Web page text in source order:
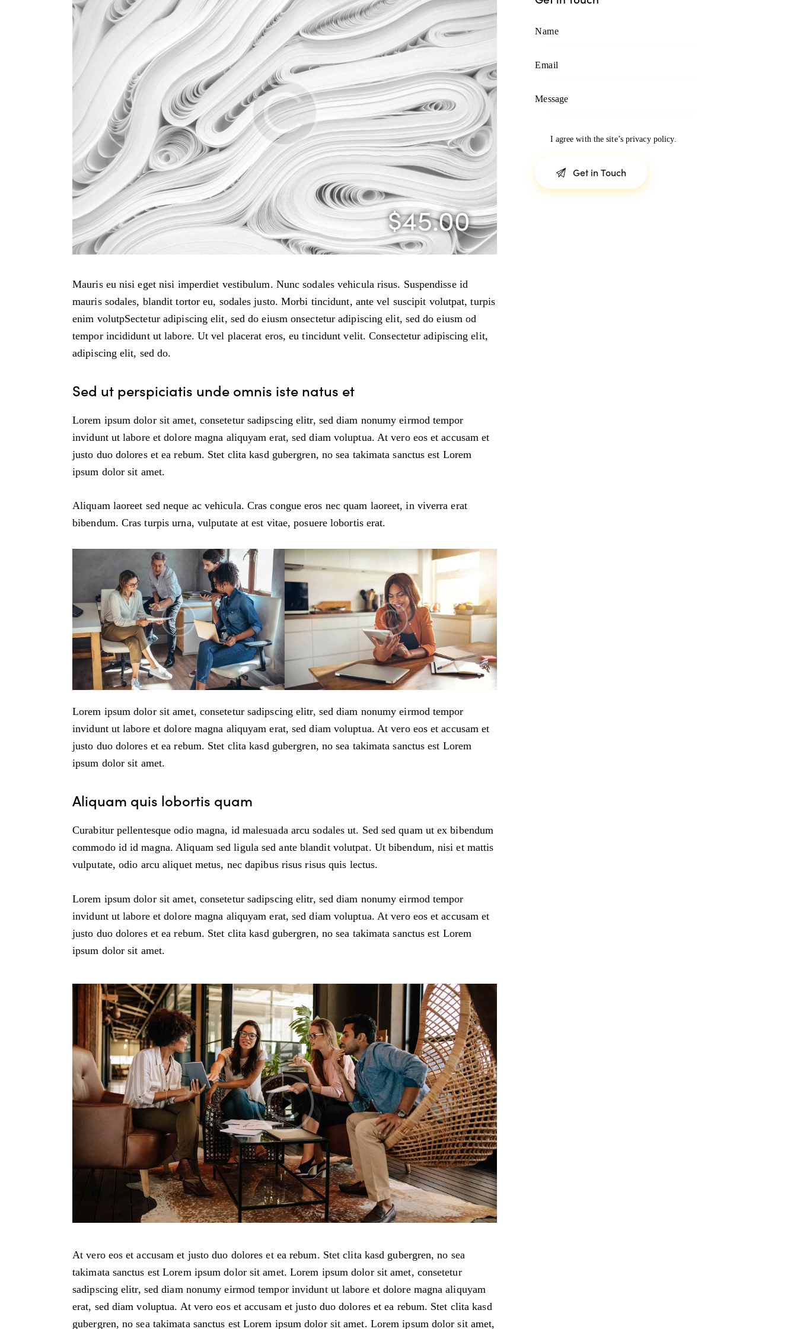
$45.00
Mauris eu nisi eget nisi imperdiet vestibulum. Nunc sodales vehicula risus. Suspendisse id
mauris sodales, blandit tortor eu, sodales justo. Morbi tincidunt, ante vel suscipit volutpat, turpis
enim volutpSectetur adipiscing elit, sed do eiusm onsectetur adipiscing elit, sed do eiusm od
tempor incididunt ut labore. Ut vel placerat eros, eu tincidunt velit. Consectetur adipiscing elit,
adipiscing elit, sed do.
Sed ut perspiciatis unde omnis iste natus et
Lorem ipsum dolor sit amet, consetetur sadipscing elitr, sed diam nonumy eirmod tempor
invidunt ut labore et dolore magna aliquyam erat, sed diam voluptua. At vero eos et accusam et
justo duo dolores et ea rebum. Stet clita kasd gubergren, no sea takimata sanctus est Lorem
ipsum dolor sit amet.
Aliquam laoreet sed neque ac vehicula. Cras congue eros nec quam laoreet, in viverra erat
bibendum. Cras turpis urna, vulputate at est vitae, posuere lobortis erat.
Lorem ipsum dolor sit amet, consetetur sadipscing elitr, sed diam nonumy eirmod tempor
invidunt ut labore et dolore magna aliquyam erat, sed diam voluptua. At vero eos et accusam et
justo duo dolores et ea rebum. Stet clita kasd gubergren, no sea takimata sanctus est Lorem
ipsum dolor sit amet.
Aliquam quis lobortis quam
Curabitur pellentesque odio magna, id malesuada arcu sodales ut. Sed sed quam ut ex bibendum
commodo id id magna. Aliquam sed ligula sed ante blandit volutpat. Ut bibendum, nisi et mattis
vulputate, odio arcu aliquet metus, nec dapibus risus risus quis lectus.
Lorem ipsum dolor sit amet, consetetur sadipscing elitr, sed diam nonumy eirmod tempor
invidunt ut labore et dolore magna aliquyam erat, sed diam voluptua. At vero eos et accusam et
justo duo dolores et ea rebum. Stet clita kasd gubergren, no sea takimata sanctus est Lorem
ipsum dolor sit amet.
At vero eos et accusam et justo duo dolores et ea rebum. Stet clita kasd gubergren, no sea
takimata sanctus est Lorem ipsum dolor sit amet. Lorem ipsum dolor sit amet, consetetur
sadipscing elitr, sed diam nonumy eirmod tempor invidunt ut labore et dolore magna aliquyam
erat, sed diam voluptua. At vero eos et accusam et justo duo dolores et ea rebum. Stet clita kasd
gubergren, no sea takimata sanctus est Lorem ipsum dolor sit amet. Lorem ipsum dolor sit amet,
I agree with the site’s privacy policy.